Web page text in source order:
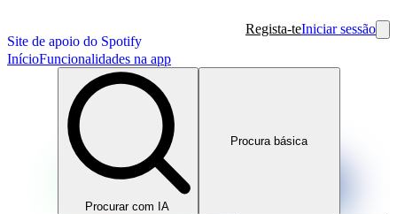
Site de apoio do Spotify
Regista-teIniciar sessão
InícioFuncionalidades na app
Procurar com IA
Procura básica